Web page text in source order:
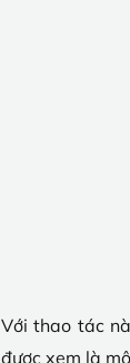
Với thao tác
được xem là